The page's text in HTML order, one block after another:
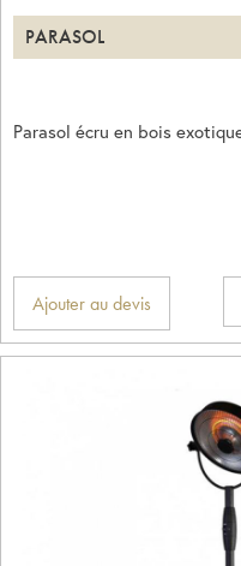
PARASOL
Parasol écru en bois
Ajouter au devis